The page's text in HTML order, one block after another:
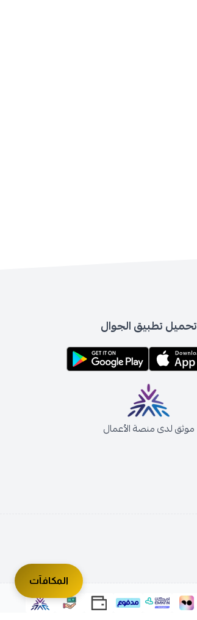
تحميل تطبيق الجوال
موثق لدى منصة الأعمال
المكافآت